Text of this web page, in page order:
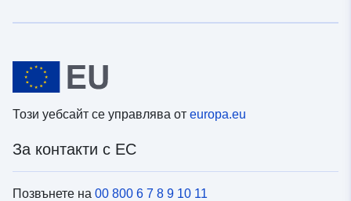
Този уебсайт се управлява от europa.eu
За контакти с ЕС
Позвънете на 00 800 6 7 8 9 10 11